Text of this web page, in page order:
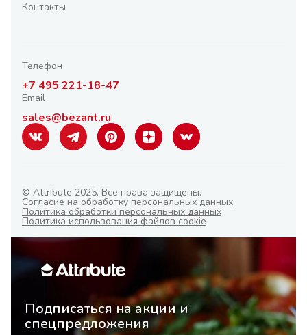
Контакты
Телефон
+7 495 221-18-47
Email
sales@bezant.ru
© Attribute 2025. Все права защищены.
Согласие на обработку персональных данных
Политика обработки персональных данных
Политика использования файлов cookie
Подписаться на акции и
спецпредложения